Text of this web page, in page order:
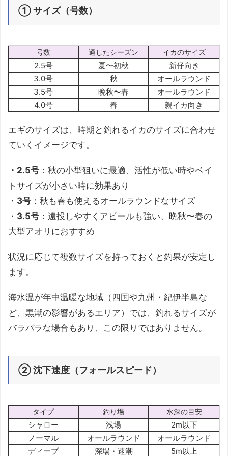
① サイズ（号数）
号数 適したシーズン イカのサイズ
2.5号 夏〜初秋
新仔向き
3.0号
秋
オールラウンド
3.5号
晩秋〜春
オールラウンド
4.0号
春 親イカ向き
エギのサイズは、時期と釣れるイカのサイズに合わせ
ていくイメージです。
・2.5号 ：秋の小型狙いに最適、活性が低い時やベイ
トサイズが小さい時に効果あり
・ 3号 ：秋も春も使えるオールラウンドなサイズ
・ 3.5号 ：遠投しやすくアピールも強い、晩秋〜春の
大型アオリにおすすめ
状況に応じて複数サイズを持っておくと釣果が安定し
ます。
海水温が年中温暖な地域（四国や九州・紀伊半島な
ど、黒潮の影響があるエリア）では、釣れるサイズが
バラバラな場合もあり、この限りではありません。
② 沈下速度（フォールスピード）
タイプ 釣り場 水深の目安
シャロー 浅場
2m以下
ノーマル
オールラウンド
オールラウンド
ディープ
深場・速潮 5m以上